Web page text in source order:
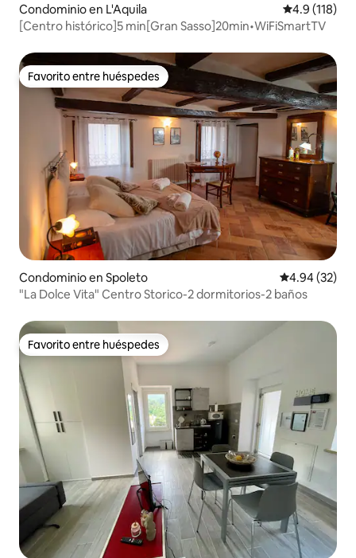
Condominio en L'Aquila Calificación
4.9 (118)
[Centro histórico]5 min[Gran Sasso]20min•WiFiSmartTV
Favorito entre huéspedes
Favorito entre huéspedes
Condominio en Spoleto Calificación
4.94 (32)
"La Dolce Vita" Centro Storico-2 dormitorios-2 baños
Favorito entre huéspedes
Favorito entre huéspedes